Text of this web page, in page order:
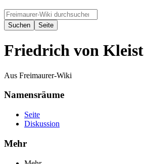
Friedrich von Kleist
Aus Freimaurer-Wiki
Namensräume
Seite
Diskussion
Mehr